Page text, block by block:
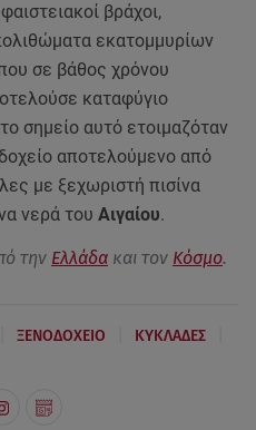
βράχοι,
εκατομμυρίων
σε βάθος χρόνου
καταφύγιο
σημείο αυτό ετοιμαζόταν
αποτελούμενο από
με ξεχωριστή πισίνα
νερά του Αιγαίου.
την Ελλάδα και τον Κόσμο.
ΞΕΝΟΔΟΧΕΙΟ ΚΥΚΛΑΔΕΣ